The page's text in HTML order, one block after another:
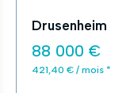
Drusenheim
88 000 €
421,40 € / mois *